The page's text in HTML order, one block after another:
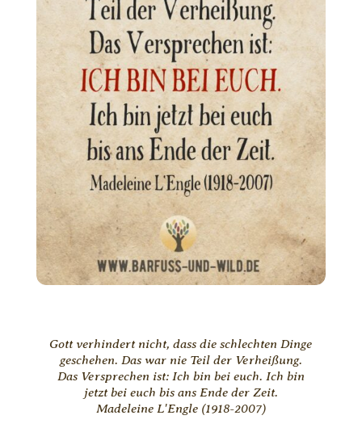
Gott verhindert nicht, dass die schlechten Dinge
geschehen. Das war nie Teil der Verheißung.
Das Versprechen ist: Ich bin bei euch. Ich bin
jetzt bei euch bis ans Ende der Zeit.
Madeleine L'Engle (1918-2007)